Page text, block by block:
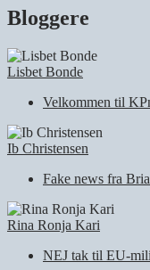
Bloggere
Lisbet Bonde
Velkommen til
Ib Christensen
Fake news fra
Rina Ronja Kari
NEJ tak til EU-